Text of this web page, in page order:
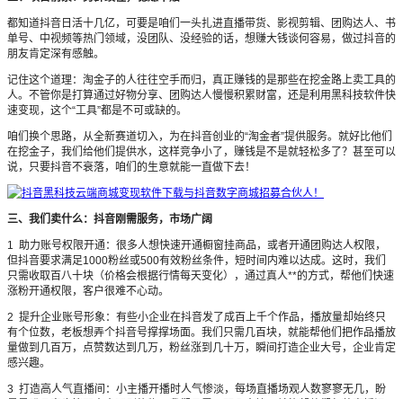
都知道抖音日活十几亿，可要是咱们一头扎进直播带货、影视剪辑、团购达人、书
单号、中视频等热门领域，没团队、没经验的话，想赚大钱谈何容易，做过抖音的
朋友肯定深有感触。
记住这个道理：淘金子的人往往空手而归，真正赚钱的是那些在挖金路上卖工具的
人。不管你是打算通过好物分享、团购达人慢慢积累财富，还是利用黑科技软件快
速变现，这个“工具”都是不可或缺的。
咱们换个思路，从全新赛道切入，为在抖音创业的“淘金者”提供服务。就好比他们
在挖金子，我们给他们提供水，这样竞争小了，赚钱是不是就轻松多了？甚至可以
说，只要抖音不衰落，咱们的生意就能一直做下去！
三、我们卖什么：抖音刚需服务，市场广阔
1 助力账号权限开通：很多人想快速开通橱窗挂商品，或者开通团购达人权限，
但抖音要求满足1000粉丝或500有效粉丝条件，短时间内难以达成。这时，我们
只需收取百八十块（价格会根据行情每天变化），通过真人**的方式，帮他们快速
涨粉开通权限，客户很难不心动。
2 提升企业账号形象：有些小企业在抖音发了成百上千个作品，播放量却始终只
有个位数，老板想弄个抖音号撑撑场面。我们只需几百块，就能帮他们把作品播放
量做到几百万，点赞数达到几万，粉丝涨到几十万，瞬间打造企业大号，企业肯定
感兴趣。
3 打造高人气直播间：小主播开播时人气惨淡，每场直播场观人数寥寥无几，盼